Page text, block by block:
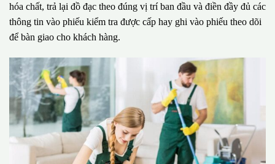
hóa chất, trả lại đồ đạc theo đúng vị trí ban đầu và điền đầy đủ các
thông tin vào phiếu kiểm tra được cấp hay ghi vào phiếu theo dõi
để bàn giao cho khách hàng.